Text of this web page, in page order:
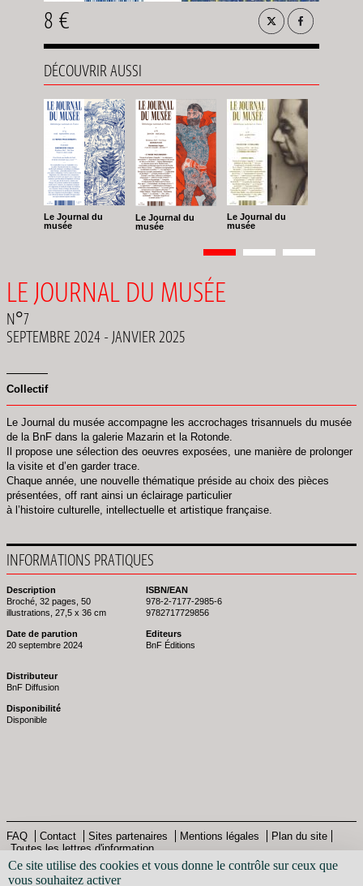
Ce site utilise des cookies et vous donne le contrôle sur ceux que
vous souhaitez activer
8 €
DÉCOUVRIR AUSSI
Le Journal du
musée
Le Journal du
musée
Le Journal du
musée
Pagination
Page
1 Page
2 Page
3
LE JOURNAL DU MUSÉE
N°7
SEPTEMBRE 2024 - JANVIER 2025
Collectif
Le Journal du musée accompagne les accrochages trisannuels du musée
de la BnF dans la galerie Mazarin et la Rotonde.
Il propose une sélection des oeuvres exposées, une manière de prolonger
la visite et d’en garder trace.
Chaque année, une nouvelle thématique préside au choix des pièces
présentées, off rant ainsi un éclairage particulier
à l’histoire culturelle, intellectuelle et artistique française.
INFORMATIONS PRATIQUES
Description
Broché, 32 pages, 50
illustrations, 27,5 x 36 cm
Date de parution
20 septembre 2024
ISBN/EAN
978-2-7177-2985-6
9782717729856
Editeurs
BnF Éditions
Distributeur
BnF Diffusion
Disponibilité
Disponible
Pied
de
FAQ Contact Sites partenaires Mentions légales
Plan du site
Toutes les lettres d'information
© Bibliothèque nationale de France - 2013